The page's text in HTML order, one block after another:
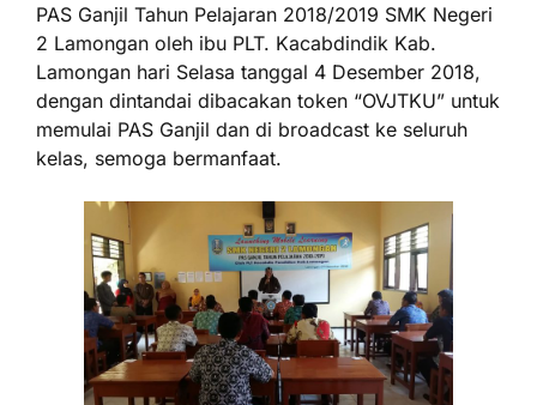
PAS Ganjil Tahun Pelajaran 2018/2019 SMK Negeri
2 Lamongan oleh ibu PLT. Kacabdindik Kab.
Lamongan hari Selasa tanggal 4 Desember 2018,
dengan dintandai dibacakan token “OVJTKU” untuk
memulai PAS Ganjil dan di broadcast ke seluruh
kelas, semoga bermanfaat.